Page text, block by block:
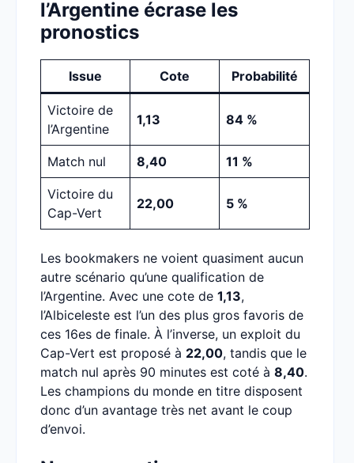
l’Argentine écrase les
pronostics
Issue Cote Probabilité
Victoire de
l’Argentine
1,13 84 %
Match nul 8,40 11 %
Victoire du
Cap-Vert
22,00 5 %
Les bookmakers ne voient quasiment aucun
autre scénario qu’une qualification de
l’Argentine. Avec une cote de 1,13,
l’Albiceleste est l’un des plus gros favoris de
ces 16es de finale. À l’inverse, un exploit du
Cap-Vert est proposé à 22,00, tandis que le
match nul après 90 minutes est coté à 8,40.
Les champions du monde en titre disposent
donc d’un avantage très net avant le coup
d’envoi.